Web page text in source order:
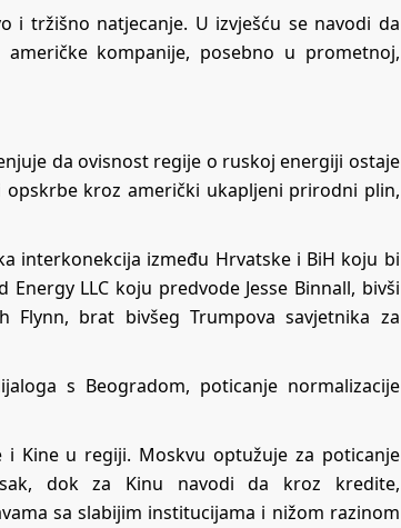
i tržišno natjecanje. U izvješću se navodi da
kompanije, posebno u prometnoj,
da ovisnost regije o ruskoj energiji ostaje
kroz američki ukapljeni prirodni plin,
interkonekcija između Hrvatske i BiH koju bi
LLC koju predvode Jesse Binnall, bivši
Flynn, brat bivšeg Trumpova savjetnika za
s Beogradom, poticanje normalizacije
Kine u regiji. Moskvu optužuje za poticanje
dok za Kinu navodi da kroz kredite,
sa slabijim institucijama i nižom razinom